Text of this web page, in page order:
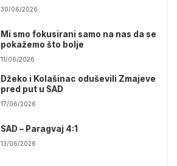
30/06/2026
Mi smo fokusirani samo na nas da se
pokažemo što bolje
11/06/2026
Džeko i Kolašinac oduševili Zmajeve
pred put u SAD
17/06/2026
SAD – Paragvaj 4:1
13/06/2026